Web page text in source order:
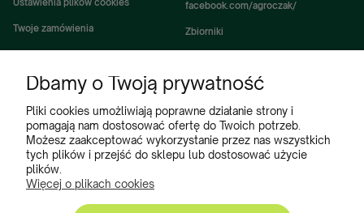
Ustawienia plików cookies
Twoje zamówienia
Ulubione
facebook.com/agroczak/
Zbiorniki
Akcesoria i wyposażenie zbiorników
Zbiorniki na deszczówkę
Częsci do maszyn rolniczych
Części do ciągników
Dbamy o Twoją prywatność
Pliki cookies umożliwiają poprawne działanie strony i
pomagają nam dostosować ofertę do Twoich potrzeb.
Możesz zaakceptować wykorzystanie przez nas wszystkich
tych plików i przejść do sklepu lub dostosować użycie
plików.
Więcej o plikach cookies